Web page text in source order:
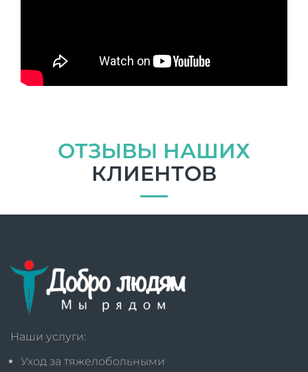
ОТЗЫВЫ НАШИХ
КЛИЕНТОВ
Наши услуги:
Уход за тяжелобольными